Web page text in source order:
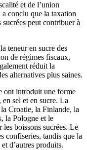
et de l’union
conclu que la taxation
peut contribuer à
teneur en sucre des
de régimes fiscaux,
réduit la
alternatives plus saines.
ont introduit une forme
sel et en sucre. La
Croatie, la Finlande, la
la Pologne et le
boissons sucrées. Le
confiseries, tandis que la
d’autres produits.